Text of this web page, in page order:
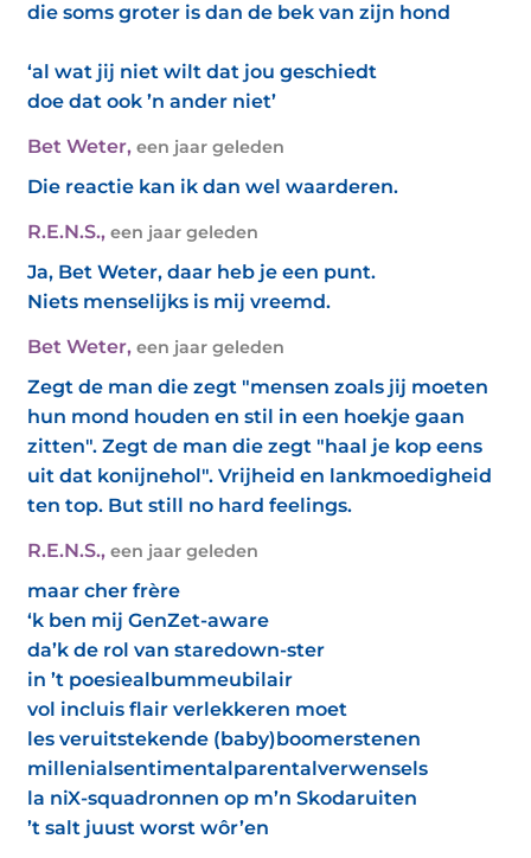
die soms groter is dan de bek van zijn hond
‘al wat jij niet wilt dat jou geschiedt
doe dat ook ’n ander niet’
Bet Weter, een jaar geleden
Die reactie kan ik dan wel waarderen.
R.E.N.S., een jaar geleden
Ja, Bet Weter, daar heb je een punt.
Niets menselijks is mij vreemd.
Bet Weter, een jaar geleden
Zegt de man die zegt "mensen zoals jij moeten
hun mond houden en stil in een hoekje gaan
zitten". Zegt de man die zegt "haal je kop eens
uit dat konijnehol". Vrijheid en lankmoedigheid
ten top. But still no hard feelings.
R.E.N.S., een jaar geleden
maar cher frère
‘k ben mij GenZet-aware
da’k de rol van staredown-ster
in ’t poesiealbummeubilair
vol incluis flair verlekkeren moet
les veruitstekende (baby)boomerstenen
millenialsentimentalparentalverwensels
la niX-squadronnen op m’n Skodaruiten
’t salt juust worst wôr’en